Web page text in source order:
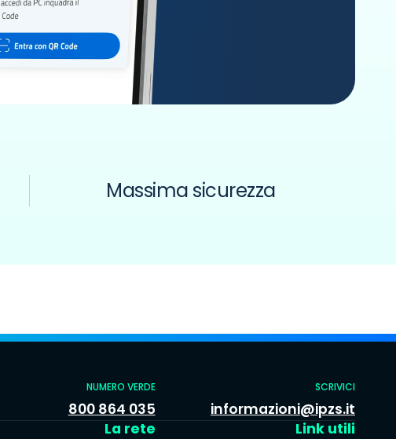
Massima sicurezza
NUMERO VERDE
800 864 035
SCRIVICI
informazioni@ipzs.it
La rete
Link utili